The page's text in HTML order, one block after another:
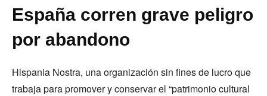
España corren grave peligro
por abandono
Hispania Nostra, una organización sin fines de lucro que
trabaja para promover y conservar el “patrimonio cultural